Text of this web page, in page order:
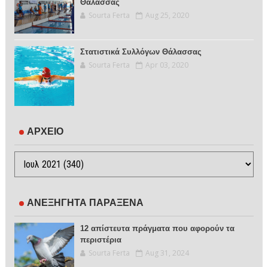
Θάλασσας
Sourta Ferta Aug 25, 2020
Στατιστικά Συλλόγων Θάλασσας
Sourta Ferta Apr 03, 2020
ΑΡΧΕΙΟ
ΑΝΕΞΗΓΗΤΑ ΠΑΡΑΞΕΝΑ
12 απίστευτα πράγματα που αφορούν τα
περιστέρια
Sourta Ferta Aug 31, 2024